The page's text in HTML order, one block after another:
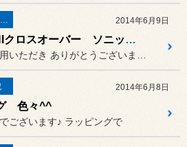
オーディオ、カーナビ、モニター の取り付け 2014年6月9日
BMW MINIクロスオーバー ソニックデザイン取付♪
2014年6月8日
色々^^
ございます♪ ラッピングで